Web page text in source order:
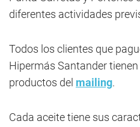
diferentes actividades
Todos los clientes que
Hipermás Santander
productos del mailing.
Cada aceite tiene sus